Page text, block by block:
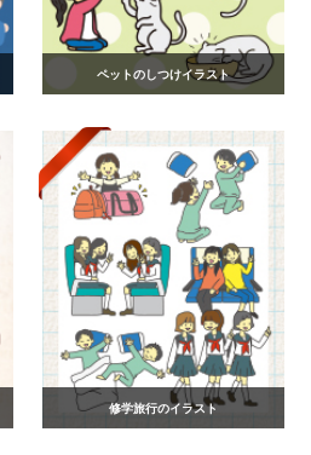
ペットのしつけイラスト
修学旅行のイラスト